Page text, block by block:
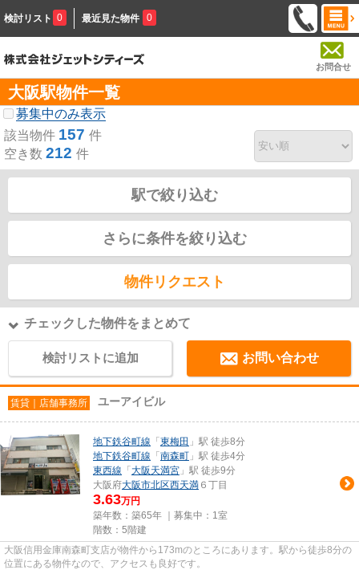
検討リスト 0 最近見た物件 0
お問合せ
大阪駅物件一覧
募集中のみ表示
該当物件 157 件
空き数 212 件
駅で絞り込む
さらに条件を絞り込む
物件リクエスト
チェックした物件をまとめて
検討リストに追加 お問い合わせ
賃貸｜店舗事務所 ユーアイビル
地下鉄谷町線 「 東梅田 」駅 徒歩8分
地下鉄谷町線 「 南森町 」駅 徒歩4分
東西線 「 大阪天満宮 」駅 徒歩9分
大阪府大阪市北区西天満 ６丁目
3.63万円
築年数：築65年 ｜募集中： 1室
階数：5階建
大阪信用金庫南森町支店が物件から173mのところにあります。駅から徒歩8分の
位置にある物件なので、アクセスも良好です。